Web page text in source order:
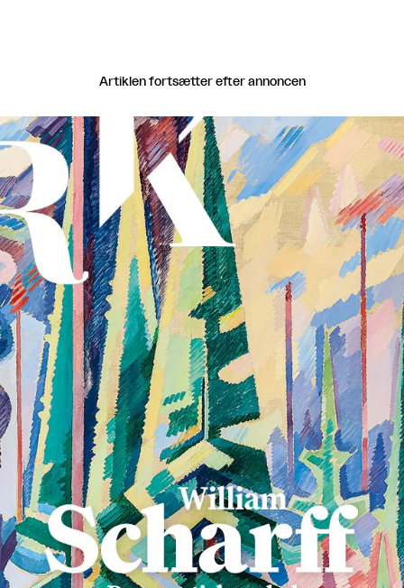
Artiklen fortsætter efter annoncen